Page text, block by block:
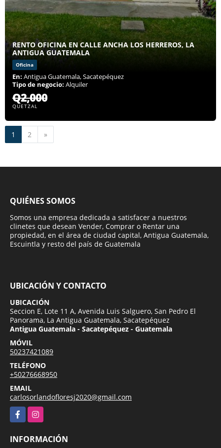
RENTO OFICINA EN CALLE ANCHA LOS HERREROS, LA
ANTIGUA GUATEMALA
Oficina
En: Antigua Guatemala, Sacatepéquez
Tipo de negocio: Alquiler
Q2,000
QUETZAL
1 2 »
QUIÉNES SOMOS
Somos una empresa dedicada a satisfacer a nuestros
clinetes que desean Vender, Comprar o Rentar una
propiedad, en el área de ciudad capital, Antigua Guatemala,
Escuintla y resto del país de Guatemala
UBICACIÓN Y CONTACTO
UBICACIÓN
Seccion E, Lote 11 A, Avenida Luis Salguero, San Pedro El
Panorama, La Antigua Guatemala, Sacatepéquez
Antigua Guatemala - Sacatepéquez - Guatemala
MÓVIL
50237421089
TELÉFONO
+50276668950
EMAIL
carlosorlandofloresj2020@gmail.com
FacebookInstagram
INFORMACIÓN